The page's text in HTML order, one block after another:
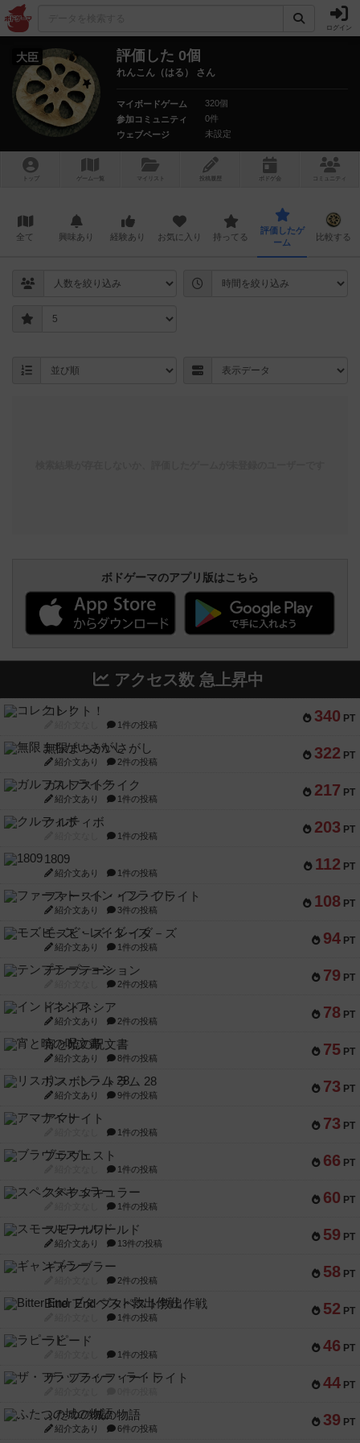
ログイン
大臣 評価した 0個
れんこん（はる） さん
マイボードゲーム
320個
参加コミュニティ
0件
ウェブページ
未設定
トップ ゲーム一覧 マイリスト 投稿履歴 ボ ドゲ コミュニティ
全て 興味あり 経験あり お気に入り 持ってる
評価したゲ
ーム
比較する
ボドゲーマのアプリ版はこちら
アクセス数 急上昇中
340 PT
コレクト！
1件の投稿
322 PT
無限まちがいさがし
紹介文あり 2件の投稿
217 PT
ガルフストライク
紹介文あり 1件の投稿
203 PT
クルティボ
1件の投稿
112 PT
1809
紹介文あり 1件の投稿
108 PT
ファースト・イン・フライト
紹介文あり 3件の投稿
94 PT
モズビ－ズ・レイダ－ズ
紹介文あり 1件の投稿
79 PT
テンプテーション
2件の投稿
78 PT
インドネシア
紹介文あり 2件の投稿
75 PT
宵と暁の呪文書
紹介文あり 8件の投稿
73 PT
リスボン・トラム 28
紹介文あり 9件の投稿
73 PT
アマナイト
1件の投稿
66 PT
ブラヴェスト
1件の投稿
60 PT
スペクタキュラー
1件の投稿
59 PT
スモールワールド
紹介文あり 13件の投稿
58 PT
ギャンブラー
2件の投稿
52 PT
Bitter End ブタペスト救出作戦
1件の投稿
46 PT
ラピード
1件の投稿
44 PT
ザ・フラッフィー・ライト
39 PT
ふたつの城の物語
紹介文あり 6件の投稿